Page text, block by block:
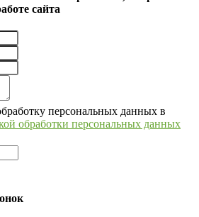
сайта
персональных данных в
обработки персональных данных